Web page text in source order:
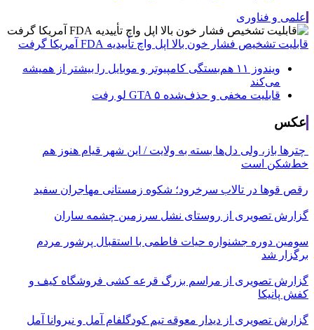
علمی و فناوری
قابلیت تشخیص فشار خون بالا اپل واچ تأییدیه FDA آمریکا گرفت
ویندوز ۱۱ هم‌بستگی کامپیوتر و موبایل را بیشتر از همیشه
می‌کند
قابلیت مخفی و حذف‌شده GTA ۵ لو رفت
عکس
چترها باز، ولی دل‌ها بسته به ولایت / این شهر قیام هنوز هم
خط‌شکن است
رقص قوها در تالاب سرخرود؛ شکوه زمستانی مهاجران سفید
گزارش تصویری از روستای نشل سرزمین چشمه ساران
سومین دوره جشنواره حیات فاطمی با استقبال پرشور مردم
برگزار شد
گزارش تصویری از مراسم بزرگ قرعه کشی فروشگاه کیف و
کفش پانیکا
گزارش تصویری از دیدار معوقه تیم کودگلفام آمل و نیروانا آمل